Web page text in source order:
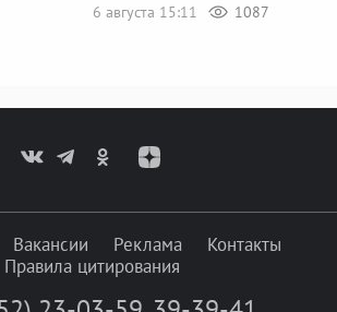
6 августа 15:11
1087
Вакансии Реклама
Контакты
Правила цитирования